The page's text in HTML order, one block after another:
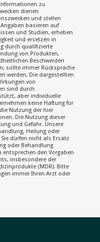
zu
dienen
und stellen
basieren auf
und Studien, erheben
und ersetzen in
durch qualifizierte
von Produkten,
Beschwerden
sollte immer Rücksprache
werden. Die dargestellten
von
sind durch
aber individuelle
keine Haftung für
Nutzung der hier
Die Nutzung dieser
und Gefahr. Unsere
Heilung oder
dürfen nicht als Ersatz
oder Behandlung
den Vorgaben
insbesondere der
(MDR). Bitte
immer Ihren Arzt oder